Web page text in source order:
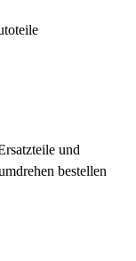
und
bestellen